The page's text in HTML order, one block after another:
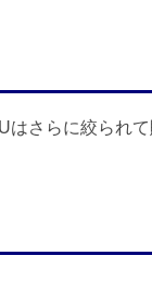
はさらに絞られ